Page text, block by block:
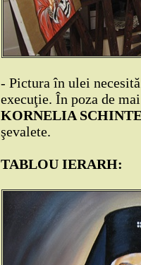
- Pictura în ulei
execuţie. În poza de
KORNELIA
şevalete.
TABLOU IERARH: